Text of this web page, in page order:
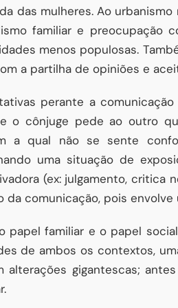
das mulheres. Ao
familiar e preocupação
menos populosas.
a partilha de opiniões e
perante a
o cônjuge pede ao outro
a qual não se sente
uma situação de
(ex: julgamento, critica
da comunicação, pois
papel familiar e o papel
de ambos os contextos,
alterações gigantescas;